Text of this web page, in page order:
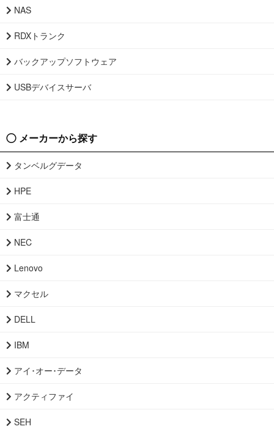
NAS
RDXトランク
バックアップソフトウェア
USBデバイスサーバ
メーカーから探す
タンベルグデータ
HPE
富士通
NEC
Lenovo
マクセル
DELL
IBM
アイ･オー･データ
アクティファイ
SEH